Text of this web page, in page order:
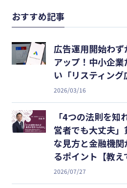
おすすめ記事
広告運用開始わ
アップ！中小企
い「リスティン
2026/03/16
「4つの法則を知
営者でも大丈夫
な見方と金融機
るポイント【教え
2026/07/27